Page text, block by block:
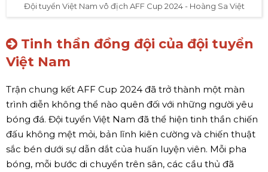
Đội tuyển Việt Nam vô địch AFF Cup 2024 - Hoàng Sa Việt
Tinh thần đồng đội của đội tuyển
Việt Nam
Trận chung kết AFF Cup 2024 đã trở thành một màn
trình diễn không thể nào quên đối với những người yêu
bóng đá. Đội tuyển Việt Nam đã thể hiện tinh thần chiến
đấu không mệt mỏi, bản lĩnh kiên cường và chiến thuật
sắc bén dưới sự dẫn dắt của huấn luyện viên. Mỗi pha
bóng, mỗi bước di chuyển trên sân, các cầu thủ đã